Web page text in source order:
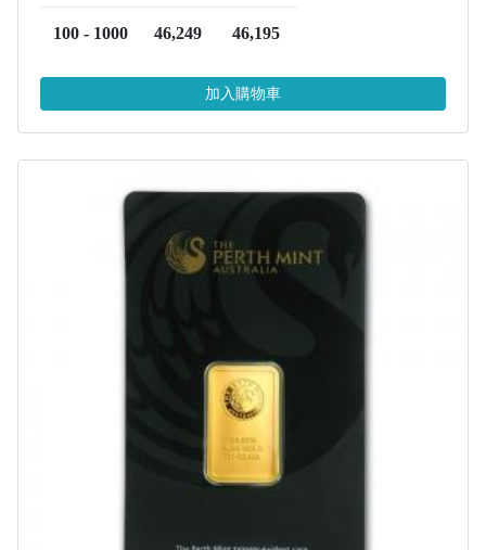
100 - 1000 46,249 46,195
加入購物車